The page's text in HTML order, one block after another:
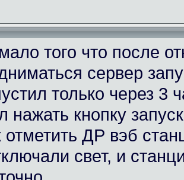
того что после
сервер
только через 3
нажать кнопку
отметить ДР вэб
свет, и